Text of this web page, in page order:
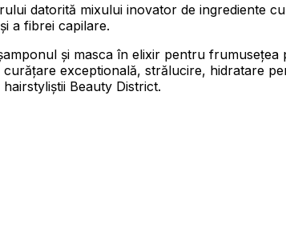
datorită mixului inovator de ingrediente
a fibrei capilare.
și masca în elixir pentru frumusețea
exceptională, strălucire, hidratare
Beauty District.